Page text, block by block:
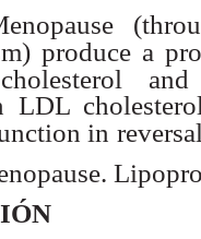
produce a
LDL
in